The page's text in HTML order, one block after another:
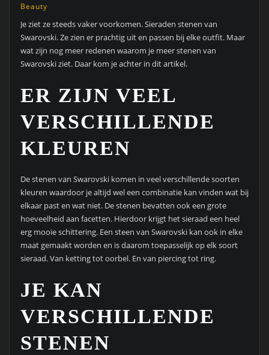
Beauty
Je ziet ze steeds vaker voorkomen. Sieraden stenen van
Swarovski. Ze zien er prachtig uit en passen bij elke outfit. Maar
wat zijn nog meer redenen waarom je meer stenen van
Swarovski ziet. Daar kom je achter in dit artikel.
ER ZIJN VEEL
VERSCHILLENDE
KLEUREN
De stenen van Swarovski komen in veel verschillende soorten
kleuren waardoor je altijd wel een combinatie kan vinden wat bij
elkaar past en wat niet. De stenen bevatten ook een grote
hoeveelheid aan facetten. Hierdoor krijgt het sieraad een heel
erg mooie schittering. Een steen van Swarovski kan ook in elke
maat gemaakt worden en is daarom toepasselijk op elk soort
sieraad. Van ketting tot oorbel. En van piercing tot ring.
JE KAN
VERSCHILLENDE
STENEN